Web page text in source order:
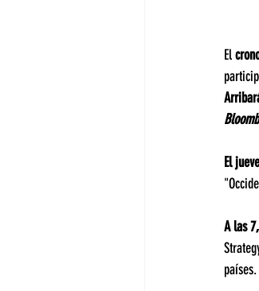
El
El
A las
países.